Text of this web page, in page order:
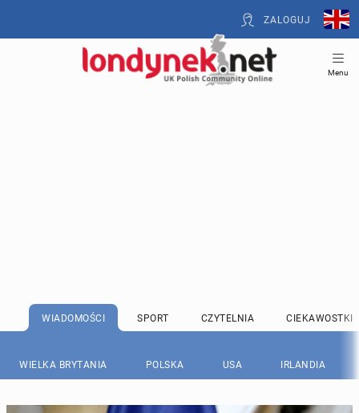
ZALOGUJ
Menu
WIADOMOŚCI SPORT CZYTELNIA CIEKAWOSTKI
WIELKA BRYTANIA POLSKA USA IRLANDIA